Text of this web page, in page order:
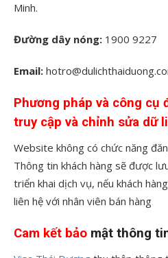
Minh.
Đường dây nóng: 1900 9227
Email:
Phương pháp và công cụ
truy cập và chỉnh sửa dữ
Website không có chức năng
Thông tin khách hàng sẽ được
triển khai dịch vụ, nếu khách
liên hệ với nhân viên bán hàng
Cam kết bảo mật thông